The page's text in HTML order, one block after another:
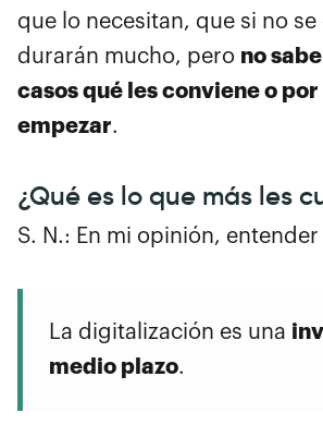
que lo necesitan, que si no
durarán mucho, pero no
casos qué les conviene o
empezar.
¿Qué es lo que más les
S. N.: En mi opinión,
La digitalización es una
medio plazo.